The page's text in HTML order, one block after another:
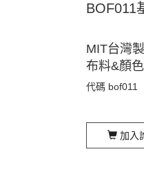
BOF011
MIT台灣製
布料&顏
代碼 bof011
加入